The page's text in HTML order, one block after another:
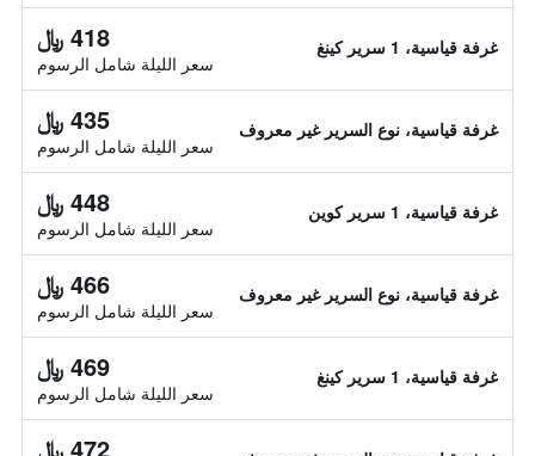
غرفة قياسية، 1 سرير كينغ 418 ﷼
سعر الليلة شامل الرسوم
غرفة قياسية، نوع السرير غير معروف 435 ﷼
سعر الليلة شامل الرسوم
غرفة قياسية، 1 سرير كوين 448 ﷼
سعر الليلة شامل الرسوم
غرفة قياسية، نوع السرير غير معروف 466 ﷼
سعر الليلة شامل الرسوم
غرفة قياسية، 1 سرير كينغ 469 ﷼
سعر الليلة شامل الرسوم
472 ﷼